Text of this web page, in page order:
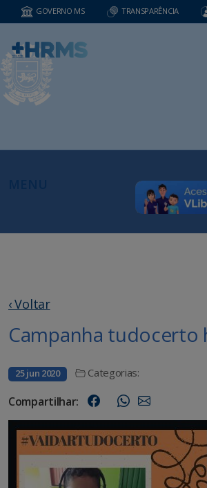
GOVERNO MS TRANSPARÊNCIA
‹ Voltar
Campanha tudocerto
25 jun 2020 Categorias:
Compartilhar: